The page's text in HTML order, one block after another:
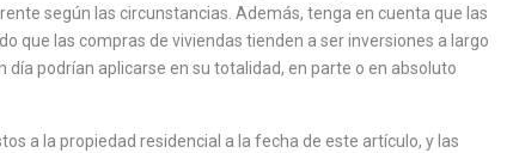
según las circunstancias. Además, tenga en cuenta que las
que las compras de viviendas tienden a ser inversiones a largo
día podrían aplicarse en su totalidad, en parte o en absoluto
a la propiedad residencial a la fecha de este artículo, y las